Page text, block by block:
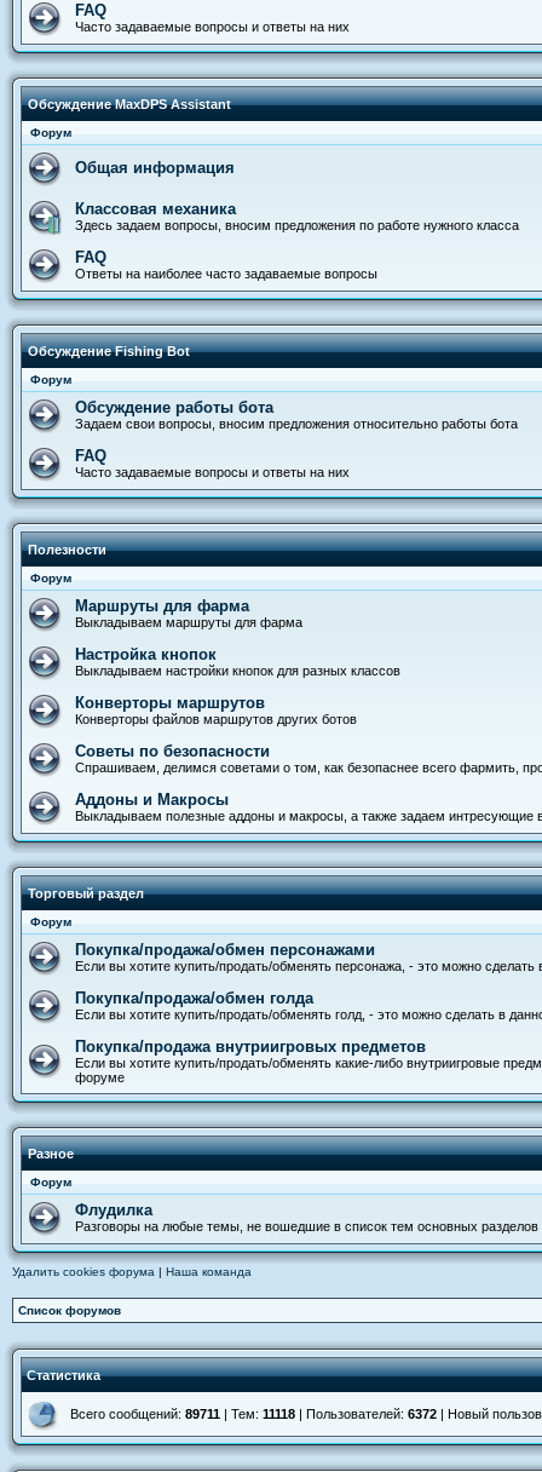
FAQ
Часто задаваемые вопросы и ответы на них
Обсуждение MaxDPS Assistant
Форум
Общая информация
Классовая механика
Здесь задаем вопросы, вносим предложения по работе нужного класса
FAQ
Ответы на наиболее часто задаваемые вопросы
Обсуждение Fishing Bot
Форум
Обсуждение работы бота
Задаем свои вопросы, вносим предложения относительно работы бота
FAQ
Часто задаваемые вопросы и ответы на них
Полезности
Форум
Маршруты для фарма
Выкладываем маршруты для фарма
Настройка кнопок
Выкладываем настройки кнопок для разных классов
Конверторы маршрутов
Конверторы файлов маршрутов других ботов
Советы по безопасности
Спрашиваем, делимся советами о том, как безопаснее всего фармить,
Аддоны и Макросы
Выкладываем полезные аддоны и макросы, а также задаем интресующие
Торговый раздел
Форум
Покупка/продажа/обмен персонажами
Если вы хотите купить/продать/обменять персонажа, - это можно
Покупка/продажа/обмен голда
Если вы хотите купить/продать/обменять голд, - это можно сделать в
Покупка/продажа внутриигровых предметов
Если вы хотите купить/продать/обменять какие-либо внутриигровые
форуме
Разное
Форум
Флудилка
Разговоры на любые темы, не вошедшие в список тем основных разделов
Удалить cookies форума | Наша команда
Список форумов
Статистика
Всего сообщений: 89711 | Тем: 11118 | Пользователей: 6372 | Новый